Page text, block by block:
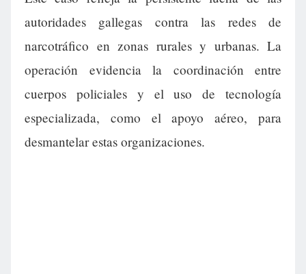
autoridades gallegas contra las redes de
narcotráfico en zonas rurales y urbanas. La
operación evidencia la coordinación entre
cuerpos policiales y el uso de tecnología
especializada, como el apoyo aéreo, para
desmantelar estas organizaciones.